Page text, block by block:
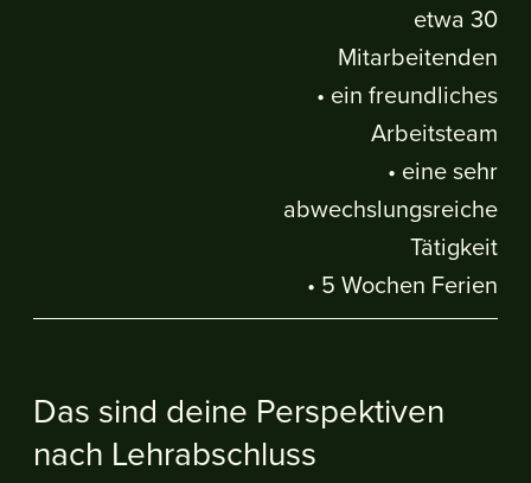
etwa 30
Mitarbeitenden
• ein freundliches
Arbeitsteam
• eine sehr
abwechslungsreiche
Tätigkeit
• 5 Wochen Ferien
Das sind deine Perspektiven
nach Lehrabschluss